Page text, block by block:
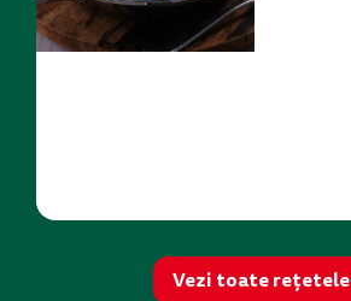
Vezi toate rețetele